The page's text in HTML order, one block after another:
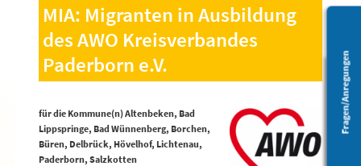
Barrierefreiheit
Fragen/Anregungen
MIA: Migranten in Ausbildung
des AWO Kreisverbandes
Paderborn e.V.
für die Kommune(n) Altenbeken, Bad
Lippspringe, Bad Wünnenberg, Borchen,
Büren, Delbrück, Hövelhof, Lichtenau,
Paderborn, Salzkotten